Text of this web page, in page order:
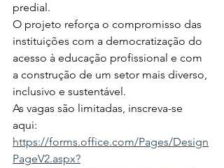
predial.
O projeto reforça o compromisso das
instituições com a democratização do
acesso à educação profissional e com
a construção de um setor mais diverso,
inclusivo e sustentável.
As vagas são limitadas, inscreva-se
aqui:
https://forms.office.com/Pages/Design
PageV2.aspx?